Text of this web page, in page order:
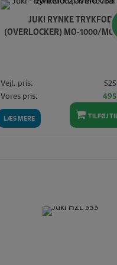
JUKI RYNKE TRYKFOD
(OVERLOCKER) MO-1000/
LÆS MERE
Vejl. pris:
Vores pris:
Den
pris
var:
TILFØJ